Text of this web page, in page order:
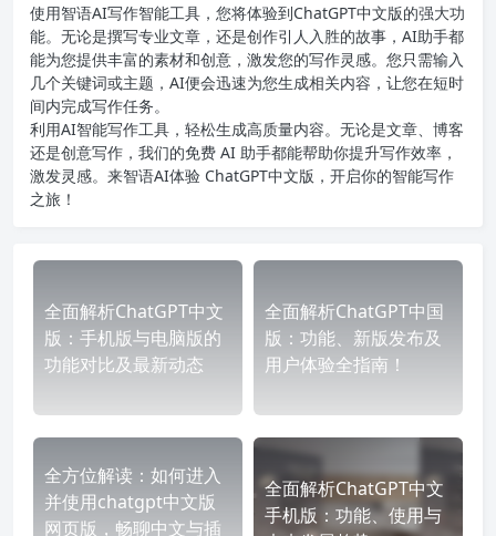
使用智语AI写作智能工具，您将体验到ChatGPT中文版的强大功
能。无论是撰写专业文章，还是创作引人入胜的故事，AI助手都
能为您提供丰富的素材和创意，激发您的写作灵感。您只需输入
几个关键词或主题，AI便会迅速为您生成相关内容，让您在短时
间内完成写作任务。
利用AI智能写作工具，轻松生成高质量内容。无论是文章、博客
还是创意写作，我们的免费 AI 助手都能帮助你提升写作效率，
激发灵感。来智语AI体验 ChatGPT中文版 ，开启你的智能写作
之旅！
全面解析ChatGPT中文
版：手机版与电脑版的
功能对比及最新动态
全面解析ChatGPT中国
版：功能、新版发布及
用户体验全指南！
全方位解读：如何进入
并使用chatgpt中文版
网页版，畅聊中文与插
全面解析ChatGPT中文
手机版：功能、使用与